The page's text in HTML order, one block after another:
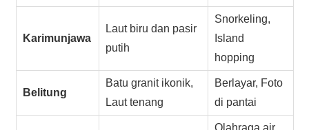
Karimunjawa
Laut biru dan pasir
putih
Snorkeling,
Island
hopping
Belitung
Batu granit ikonik,
Laut tenang
Berlayar, Foto
di pantai
Olahraga air,